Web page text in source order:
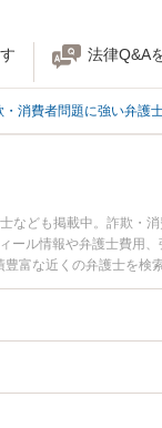
法律Q&A
・消費者問題に強い弁護
ども掲載中。詐欺・
ール情報や弁護士費用
富な近くの弁護士を検